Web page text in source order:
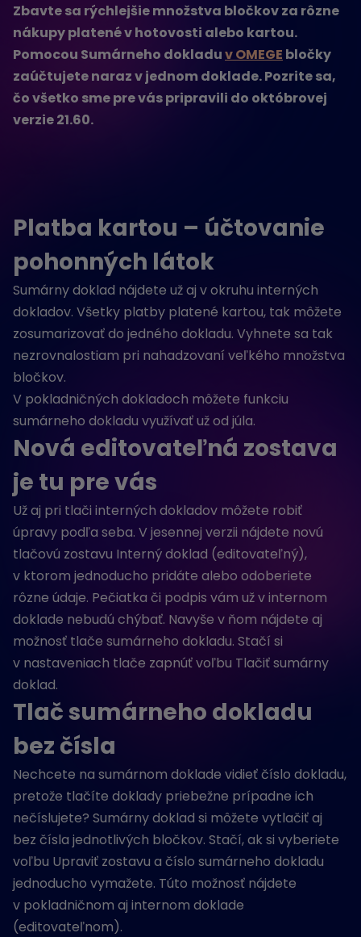
Zbavte sa rýchlejšie množstva bločkov za rôzne
nákupy platené v hotovosti alebo kartou.
Pomocou Sumárneho dokladuv OMEGE bločky
zaúčtujete naraz v jednom doklade.Pozrite sa,
čo všetko sme pre vás pripravili do októbrovej
verzie 21.60.
Platba kartou – účtovanie
pohonných látok
Sumárny doklad nájdete už aj v okruhu interných
dokladov. Všetky platby platené kartou, tak môžete
zosumarizovať do jedného dokladu. Vyhnete sa tak
nezrovnalostiam pri nahadzovaní veľkého množstva
bločkov.
V pokladničných dokladoch môžete funkciu
sumárneho dokladu využívať už od júla.
Nová editovateľná zostava
je tu pre vás
Už aj pri tlači interných dokladov môžete robiť
úpravy podľa seba. V jesennej verzii nájdete novú
tlačovú zostavu Interný doklad (editovateľný),
v ktorom jednoducho pridáte alebo odoberiete
rôzne údaje. Pečiatka či podpis vám už v internom
doklade nebudú chýbať. Navyše v ňom nájdete aj
možnosť tlače sumárneho dokladu. Stačí si
v nastaveniach tlače zapnúť voľbu Tlačiť sumárny
doklad.
Tlač sumárneho dokladu
bez čísla
Nechcete na sumárnom doklade vidieť číslo dokladu,
pretože tlačíte doklady priebežne prípadne ich
nečíslujete? Sumárny doklad si môžete vytlačiť aj
bez čísla jednotlivých bločkov. Stačí, ak si vyberiete
voľbu Upraviť zostavu a číslo sumárneho dokladu
jednoducho vymažete. Túto možnosť nájdete
v pokladničnom aj internom doklade
(editovateľnom).